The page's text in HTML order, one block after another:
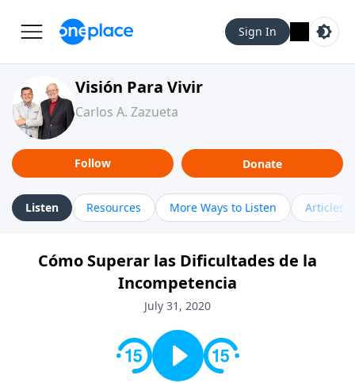
Sign In
Visión Para Vivir
Carlos A. Zazueta
Follow Donate
Listen Resources More Ways to Listen Articles
Cómo Superar las Dificultades de la
Incompetencia
July 31, 2020